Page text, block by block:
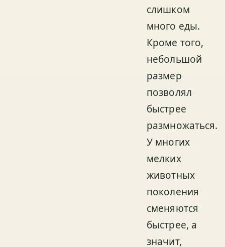
слишком
много еды.
Кроме того,
небольшой
размер
позволял
быстрее
размножаться.
У многих
мелких
животных
поколения
сменяются
быстрее, а
значит,